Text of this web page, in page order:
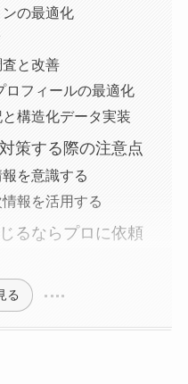
の最適化
と改善
ロフィールの最適化
構造化データ実装
策する際の注意点
を意識する
報を活用する
るならプロに依頼
る